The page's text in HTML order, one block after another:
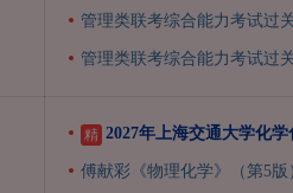
管理类联考综合能力考试
管理类联考综合能力考试
精 2027年上海交通大学化
傅献彩《物理化学》（第5版